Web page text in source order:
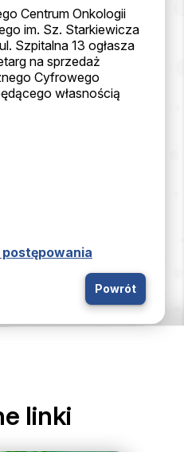
Centrum Onkologii
im. Sz. Starkiewicza
Szpitalna 13 ogłasza
na sprzedaż
Cyfrowego
własnością
postępowania
Powrót
linki